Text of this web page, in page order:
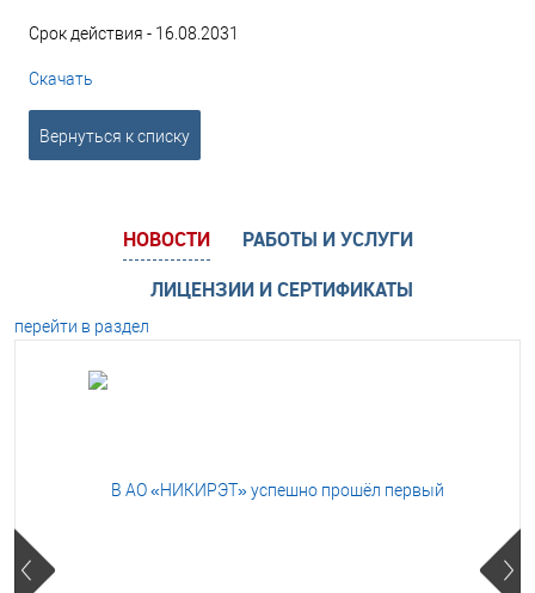
Срок действия - 16.08.2031
Скачать
Вернуться к списку
НОВОСТИ
РАБОТЫ И УСЛУГИ
ЛИЦЕНЗИИ И СЕРТИФИКАТЫ
перейти в раздел